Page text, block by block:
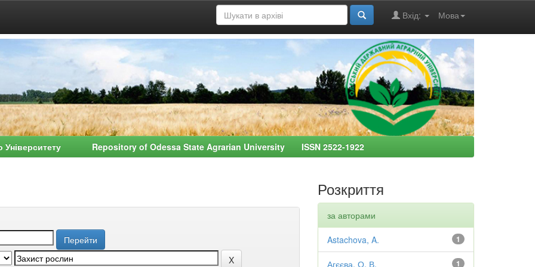
Мова
Вхід:
Університету Repository of Odessa State Agrarian University ISSN 2522-1922
Розкриття
за авторами
1
Astachova, A.
1
Агєєва, О. В.